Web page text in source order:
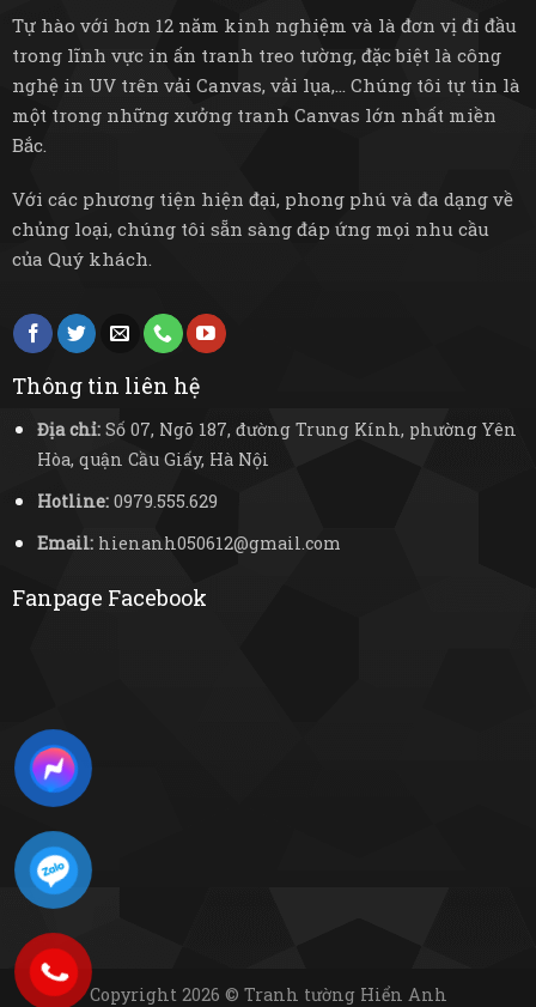
Tự hào với hơn 12 năm kinh nghiệm và là đơn vị đi đầu
trong lĩnh vực in ấn tranh treo tường, đặc biệt là công
nghệ in UV trên vải Canvas, vải lụa,... Chúng tôi tự tin là
một trong những xưởng tranh Canvas lớn nhất miền
Bắc.
Với các phương tiện hiện đại, phong phú và đa dạng về
chủng loại, chúng tôi sẵn sàng đáp ứng mọi nhu cầu
của Quý khách.
Thông tin liên hệ
Địa chỉ:Số 07, Ngõ 187, đường Trung Kính, phường Yên
Hòa, quận Cầu Giấy, Hà Nội
Hotline:0979.555.629
Email:hienanh050612@gmail.com
Fanpage Facebook
Copyright 2026 © Tranh tường Hiển Anh